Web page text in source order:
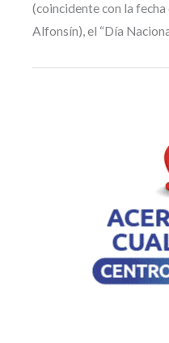
(coincidente con la
Alfonsín), el “Día